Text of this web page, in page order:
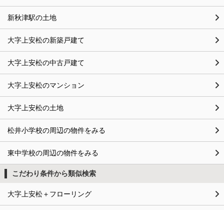
新秋津駅の土地
大字上安松の新築戸建て
大字上安松の中古戸建て
大字上安松のマンション
大字上安松の土地
松井小学校の周辺の物件をみる
東中学校の周辺の物件をみる
こだわり条件から類似検索
大字上安松＋フローリング